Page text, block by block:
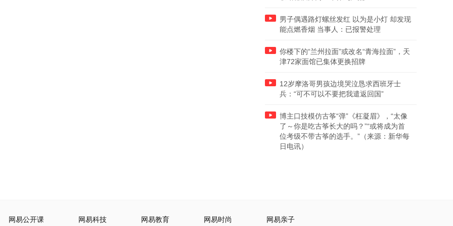
男子偶遇路灯螺丝发红 以为是小灯 却发现
能点燃香烟 当事人：已报警处理
你楼下的“兰州拉面”或改名“青海拉面”，天
津72家面馆已集体更换招牌
12岁摩洛哥男孩边境哭泣恳求西班牙士
兵：“可不可以不要把我遣返回国”
博主口技模仿古筝“弹”《枉凝眉》，“太像
了～你是吃古筝长大的吗？”“或将成为首
位考级不带古筝的选手。”（来源：新华每
日电讯）
网易公开课 网易科技 网易教育 网易时尚 网易亲子